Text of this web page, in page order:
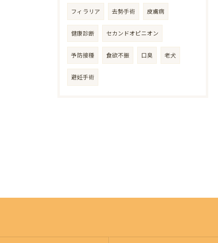
フィラリア 去勢手術 皮膚病
健康診断 セカンドオピニオン
予防接種 食欲不振 口臭 老犬
避妊手術